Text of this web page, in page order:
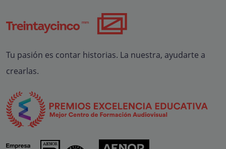
Tu pasión es contar historias. La nuestra, ayudarte a
crearlas.